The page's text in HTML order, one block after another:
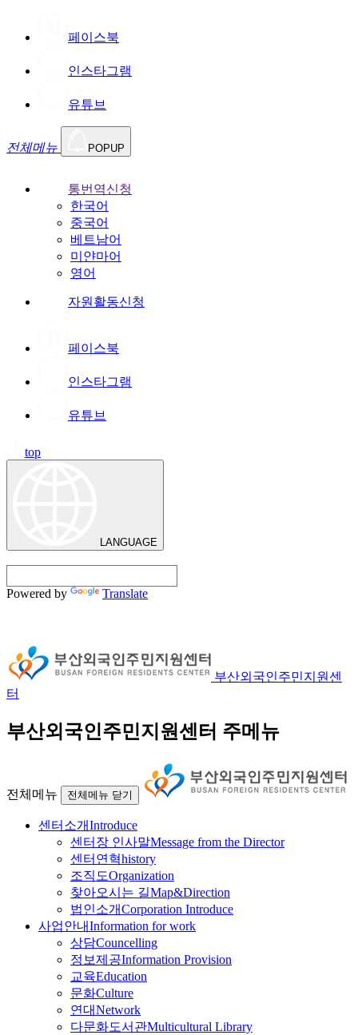
페이스북
인스타그램
유튜브
전체메뉴 POPUP
통번역신청
한국어
중국어
베트남어
미얀마어
영어
자원활동신청
페이스북
인스타그램
유튜브
top
LANGUAGE
Powered by Translate
부산외국인주민지원센
터
부산외국인주민지원센터 주메뉴
전체메뉴 전체메뉴 닫기
센터소개Introduce
센터장 인사말Message from the Director
센터연혁history
조직도Organization
찾아오시는 길Map&Direction
법인소개Corporation Introduce
사업안내Information for work
상담Councelling
정보제공Information Provision
교육Education
문화Culture
연대Network
다문화도서관Multicultural Library